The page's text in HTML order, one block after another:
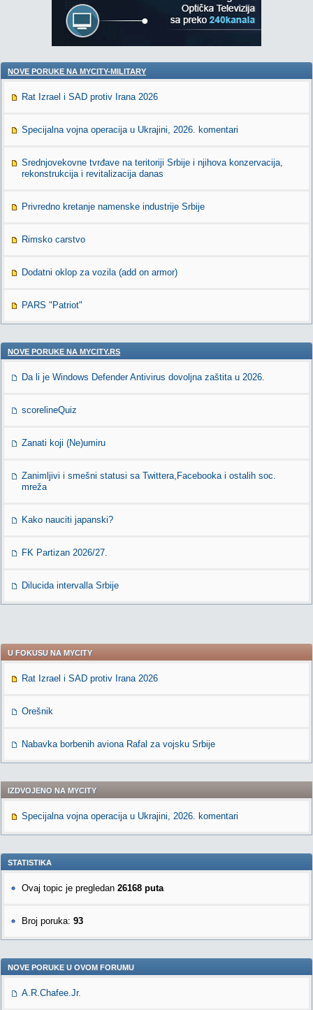
NOVE PORUKE NA MYCITY-MILITARY
Rat Izrael i SAD protiv Irana 2026
Specijalna vojna operacija u Ukrajini, 2026. komentari
Srednjovekovne tvrđave na teritoriji Srbije i njihova konzervacija,
rekonstrukcija i revitalizacija danas
Privredno kretanje namenske industrije Srbije
Rimsko carstvo
Dodatni oklop za vozila (add on armor)
PARS "Patriot"
NOVE PORUKE NA MYCITY.RS
Da li je Windows Defender Antivirus dovoljna zaštita u 2026.
scorelineQuiz
Zanati koji (Ne)umiru
Zanimljivi i smešni statusi sa Twittera,Facebooka i ostalih soc.
mreža
Kako nauciti japanski?
FK Partizan 2026/27.
Dilucida intervalla Srbije
U FOKUSU NA MYCITY
Rat Izrael i SAD protiv Irana 2026
Orešnik
Nabavka borbenih aviona Rafal za vojsku Srbije
IZDVOJENO NA MYCITY
Specijalna vojna operacija u Ukrajini, 2026. komentari
STATISTIKA
Ovaj topic je pregledan 26168 puta
Broj poruka: 93
NOVE PORUKE U OVOM FORUMU
A.R.Chafee.Jr.